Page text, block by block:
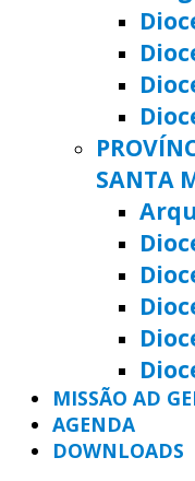
SANTA
MISSÃO AD
AGENDA
DOWNLOADS